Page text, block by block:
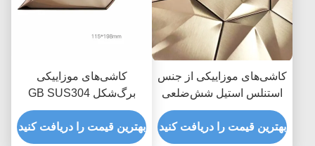
کاشی‌های موزاییکی از جنس
استنلس استیل شش‌ضلعی
رزگلد یاقوت کبود آبی JIS
بهترین قیمت را دریافت کنید
کاشی‌های موزاییکی
برگ‌شکل GB SUS304
طلایی متالیک با مهره‌های
بک اسپلش
بهترین قیمت را دریافت کنید